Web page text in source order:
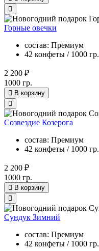
Горные овечки
состав: Премиум
42 конфеты / 1000 гр.
2 200 ₽
1000 гр.
В корзину
Созвездие Козерога
состав: Премиум
42 конфеты / 1000 гр.
2 200 ₽
1000 гр.
В корзину
Сундук Зимний
состав: Премиум
42 конфеты / 1000 гр.